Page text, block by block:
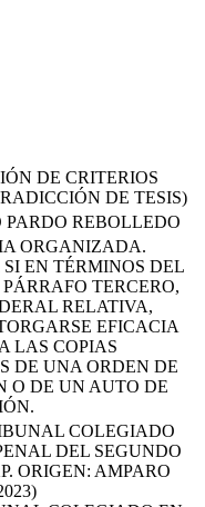
DE CRITERIOS
DE TESIS)
PARDO REBOLLEDO
ORGANIZADA.
EN TÉRMINOS DEL
TERCERO,
RELATIVA,
EFICACIA
LAS COPIAS
DE UNA ORDEN DE
O DE UN AUTO DE
COLEGIADO
DEL SEGUNDO
ORIGEN: AMPARO